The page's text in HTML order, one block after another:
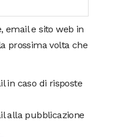
email e sito web in
prossima volta che
in caso di risposte
alla pubblicazione